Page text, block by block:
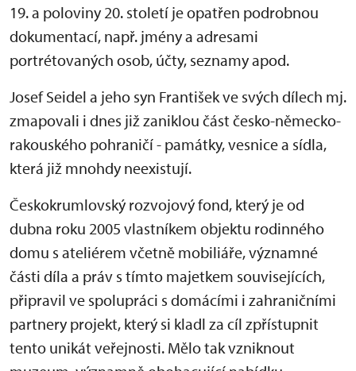
19. a poloviny 20. století je opatřen podrobnou
dokumentací, např. jmény a adresami
portrétovaných osob, účty, seznamy apod.
Josef Seidel a jeho syn František ve svých dílech mj.
zmapovali i dnes již zaniklou část česko-německo-
rakouského pohraničí - památky, vesnice a sídla,
která již mnohdy neexistují.
Českokrumlovský rozvojový fond, který je od
dubna roku 2005 vlastníkem objektu rodinného
domu s ateliérem včetně mobiliáře, významné
části díla a práv s tímto majetkem souvisejících,
připravil ve spolupráci s domácími i zahraničními
partnery projekt, který si kladl za cíl zpřístupnit
tento unikát veřejnosti. Mělo tak vzniknout